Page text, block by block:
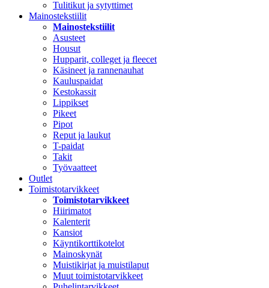
Tulitikut ja sytyttimet
Mainostekstiilit
Mainostekstiilit
Asusteet
Housut
Hupparit, colleget ja fleecet
Käsineet ja rannenauhat
Kauluspaidat
Kestokassit
Lippikset
Pikeet
Pipot
Reput ja laukut
T-paidat
Takit
Työvaatteet
Outlet
Toimistotarvikkeet
Toimistotarvikkeet
Hiirimatot
Kalenterit
Kansiot
Käyntikorttikotelot
Mainoskynät
Muistikirjat ja muistilaput
Muut toimistotarvikkeet